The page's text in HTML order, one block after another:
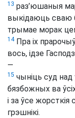
13 раз’юшаныя
выкідаюць сваю
трымае морак
14Пра іх
вось, ідзе
—
15 чыніць суд над
бязбожных ва
і за ўсе жорсткія
грэшнікі.